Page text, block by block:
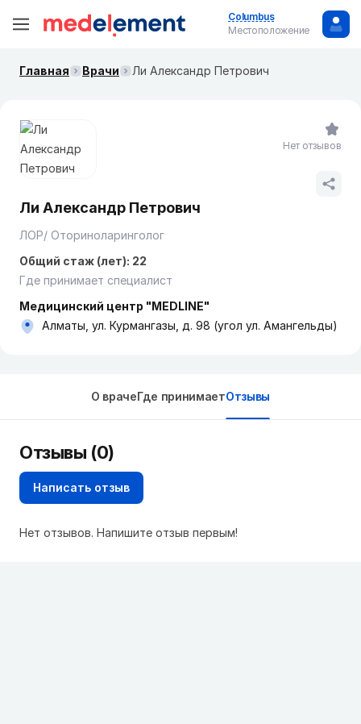
Columbus
Местоположение
Главная Врачи Ли Александр Петрович
Ли Александр Петрович
ЛОР/ Оториноларинголог
Общий стаж (лет): 22
Где принимает специалист
Медицинский центр "MEDLINE"
Алматы, ул. Курмангазы, д. 98 (угол ул. Амангельды)
Нет отзывов
О врачеГде принимаетОтзывы
Отзывы (0)
Написать отзыв
Нет отзывов. Напишите отзыв первым!